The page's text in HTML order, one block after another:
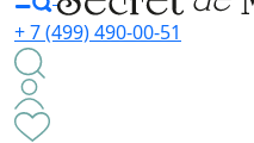
+ 7 (499) 490-00-51